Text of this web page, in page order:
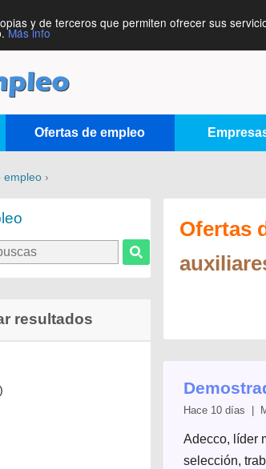
y de terceros que permiten ofrecer sus
Más info
Ofertas de empleo
empleo ›
resultados
Ofertas
Hace 10 días |
Adecco, líder
selección,